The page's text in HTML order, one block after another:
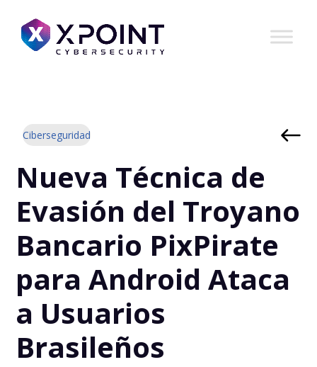
Ciberseguridad
Nueva Técnica de
Evasión del Troyano
Bancario PixPirate
para Android Ataca
a Usuarios
Brasileños